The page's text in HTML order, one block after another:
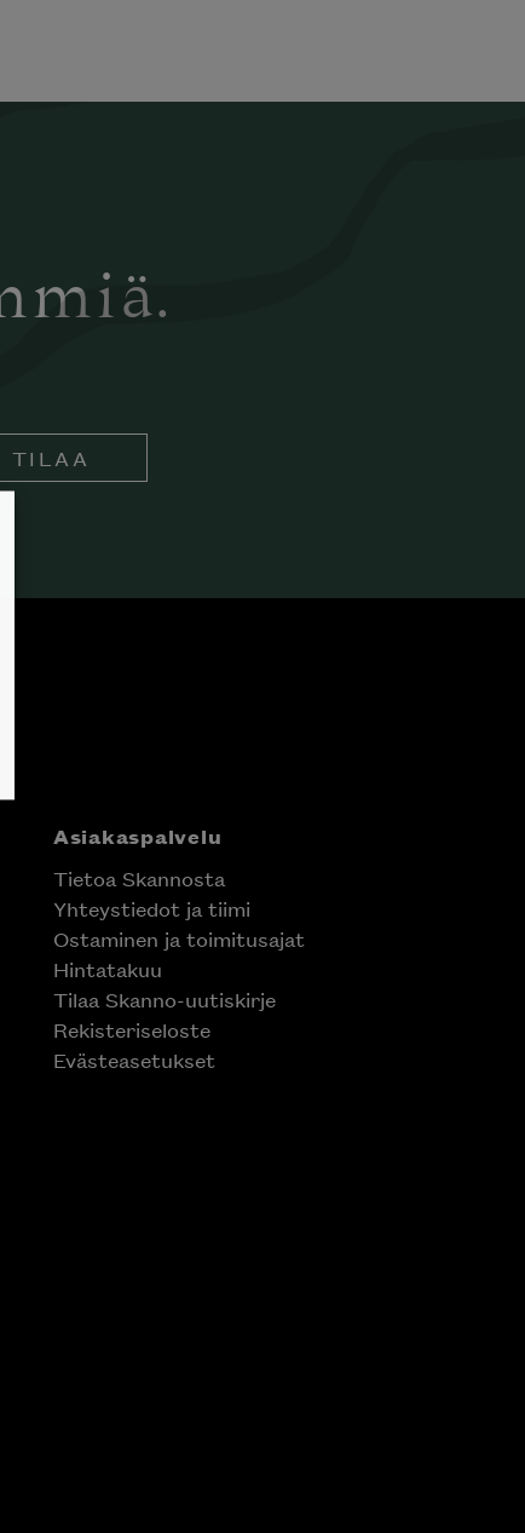
TILAA
Asiakaspalvelu
Tietoa Skannosta
Yhteystiedot ja tiimi
Ostaminen ja toimitusajat
Hintatakuu
Tilaa Skanno-uutiskirje
Rekisteriseloste
Evästeasetukset